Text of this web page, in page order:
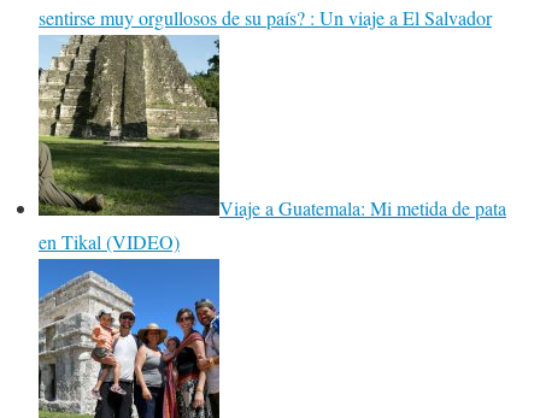
sentirse muy orgullosos de su país? : Un viaje a El Salvador
Viaje a Guatemala: Mi metida de pata
en Tikal (VIDEO)